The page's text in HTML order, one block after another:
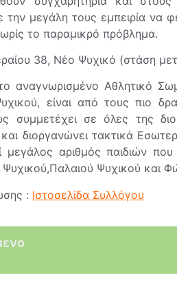
μεγάλη τους εμπειρία να
το παραμικρό πρόβλημα.
38, Νέο Ψυχικό (στάση
αναγνωρισμένο Αθλητικό
είναι από τους πιο
συμμετέχει σε όλες της
και διοργανώνει τακτικά
μεγάλος αριθμός παιδιών
Ψυχικού και
: Ιστοσελίδα Συλλόγου